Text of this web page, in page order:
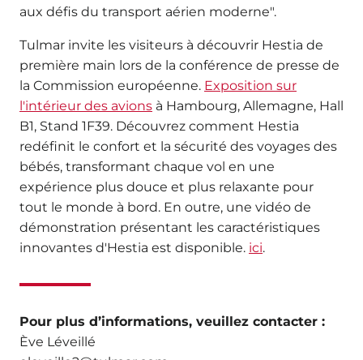
aux défis du transport aérien moderne".
Tulmar invite les visiteurs à découvrir Hestia de
première main lors de la conférence de presse de
la Commission européenne. Exposition sur
l'intérieur des avions à Hambourg, Allemagne, Hall
B1, Stand 1F39. Découvrez comment Hestia
redéfinit le confort et la sécurité des voyages des
bébés, transformant chaque vol en une
expérience plus douce et plus relaxante pour
tout le monde à bord. En outre, une vidéo de
démonstration présentant les caractéristiques
innovantes d'Hestia est disponible. ici.
Pour plus d’informations, veuillez contacter :
Ève Léveillé